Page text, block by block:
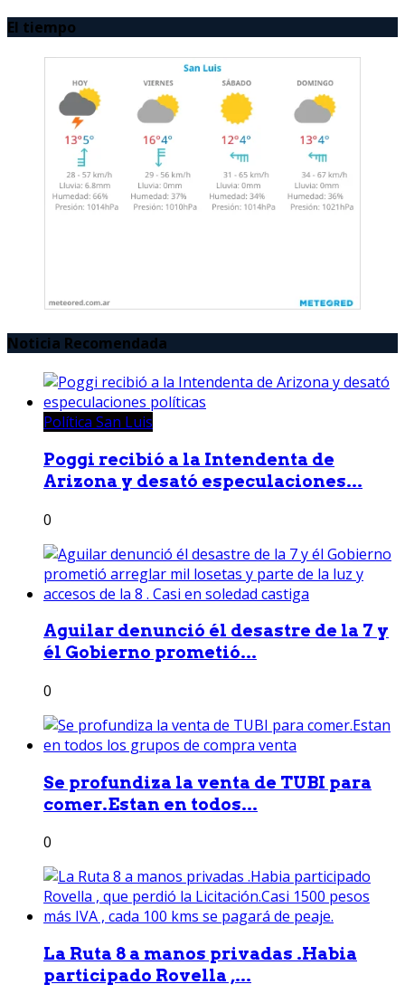
El tiempo
Noticia Recomendada
Política San Luis
Poggi recibió a la Intendenta de
Arizona y desató especulaciones...
0
Aguilar denunció él desastre de la 7 y
él Gobierno prometió...
0
Se profundiza la venta de TUBI para
comer.Estan en todos...
0
La Ruta 8 a manos privadas .Habia
participado Rovella ,...